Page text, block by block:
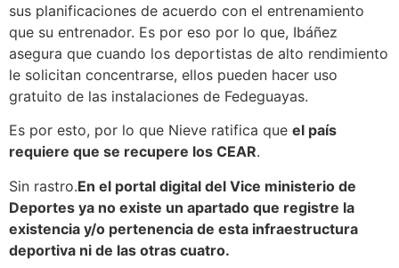
sus planificaciones de acuerdo con el entrenamiento
que su entrenador. Es por eso por lo que, Ibáñez
asegura que cuando los deportistas de alto rendimiento
le solicitan concentrarse, ellos pueden hacer uso
gratuito de las instalaciones de Fedeguayas.
Es por esto, por lo que Nieve ratifica que el país
requiere que se recupere los CEAR.
Sin rastro.En el portal digital del Vice ministerio de
Deportes ya no existe un apartado que registre la
existencia y/o pertenencia de esta infraestructura
deportiva ni de las otras cuatro.